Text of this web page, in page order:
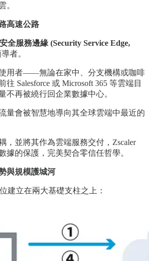
。
高速公路
安全服務邊緣 (Security Service Edge,
者。
用者——無論在家中、分支機構或咖啡
Salesforce 或 Microsoft 365 等雲端目
不再被繞行回企業數據中心。
量會被智慧地導向其全球雲端中最近的
，並將其作為雲端服務交付，Zscaler
據的保護，完美契合零信任哲學。
與規模護城河
建立在兩大基礎支柱之上：